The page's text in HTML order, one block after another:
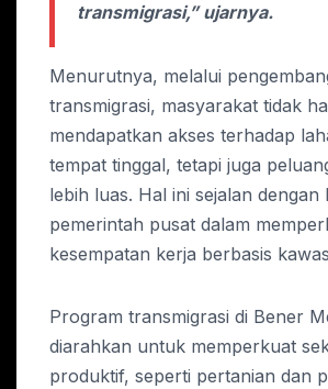
transmigrasi,” ujarnya.
Menurutnya, melalui
transmigrasi, masyarakat tidak
mendapatkan akses terhadap
tempat tinggal, tetapi juga
lebih luas. Hal ini sejalan dengan
pemerintah pusat dalam
kesempatan kerja berbasis
Program transmigrasi di Bener
diarahkan untuk memperkuat
produktif, seperti pertanian dan